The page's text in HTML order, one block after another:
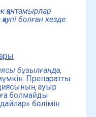
қантамырлар
болған кезде:
бұзылғанда,
Препаратты
ауыр
болмайды
бөлімін